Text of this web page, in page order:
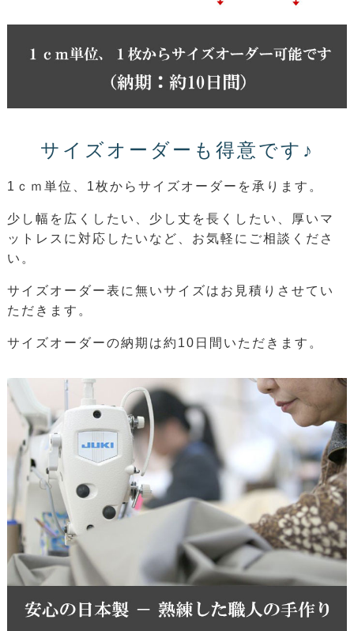
サイズオーダーも得意です♪
1ｃｍ単位、1枚からサイズオーダーを承ります。
少し幅を広くしたい、少し丈を長くしたい、厚いマ
ットレスに対応したいなど、お気軽にご相談くださ
い。
サイズオーダー表に無いサイズはお見積りさせてい
ただきます。
サイズオーダーの納期は約10日間いただきます。